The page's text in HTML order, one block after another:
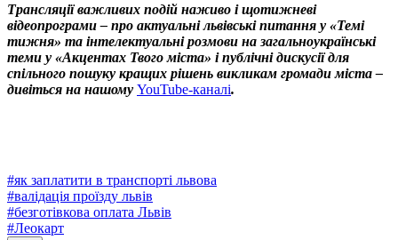
Трансляції важливих подій наживо і щотижневі
відеопрограми – про актуальні львівські питання у «Темі
тижня» та інтелектуальні розмови на загальноукраїнські
теми у «Акцентах Твого міста» і публічні дискусії для
спільного пошуку кращих рішень викликам громади міста –
дивіться на нашому YouTube-каналі.
#як заплатити в транспорті львова
#валідація проїзду львів
#безготівкова оплата Львів
#Леокарт